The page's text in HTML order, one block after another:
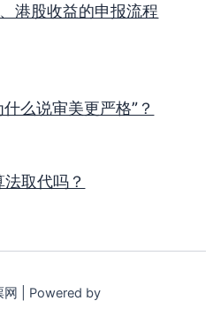
港股收益的申报流程
么说审美更严格”？
取代吗？
| Powered by